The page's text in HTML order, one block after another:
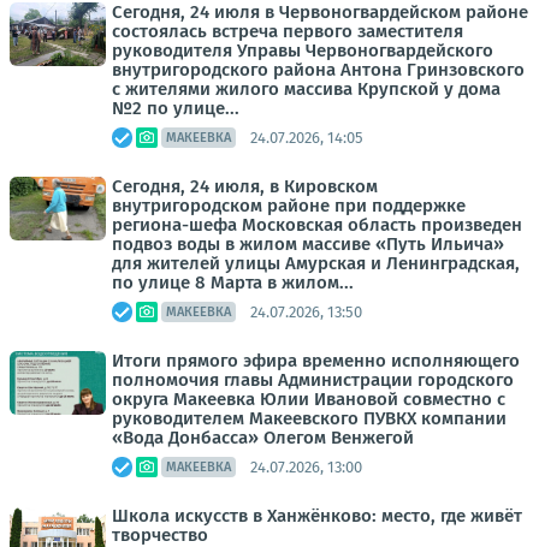
Сегодня, 24 июля в Червоногвардейском районе
состоялась встреча первого заместителя
руководителя Управы Червоногвардейского
внутригородского района Антона Гринзовского
с жителями жилого массива Крупской у дома
№2 по улице...
МАКЕЕВКА 24.07.2026, 14:05
Сегодня, 24 июля, в Кировском
внутригородском районе при поддержке
региона-шефа Московская область произведен
подвоз воды в жилом массиве «Путь Ильича»
для жителей улицы Амурская и Ленинградская,
по улице 8 Марта в жилом...
МАКЕЕВКА 24.07.2026, 13:50
Итоги прямого эфира временно исполняющего
полномочия главы Администрации городского
округа Макеевка Юлии Ивановой совместно с
руководителем Макеевского ПУВКХ компании
«Вода Донбасса» Олегом Венжегой
МАКЕЕВКА 24.07.2026, 13:00
Школа искусств в Ханжёнково: место, где живёт
творчество